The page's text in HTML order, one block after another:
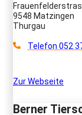
9548 Matzingen
Thurgau
Telefon 052
Zur Webseite
Berner